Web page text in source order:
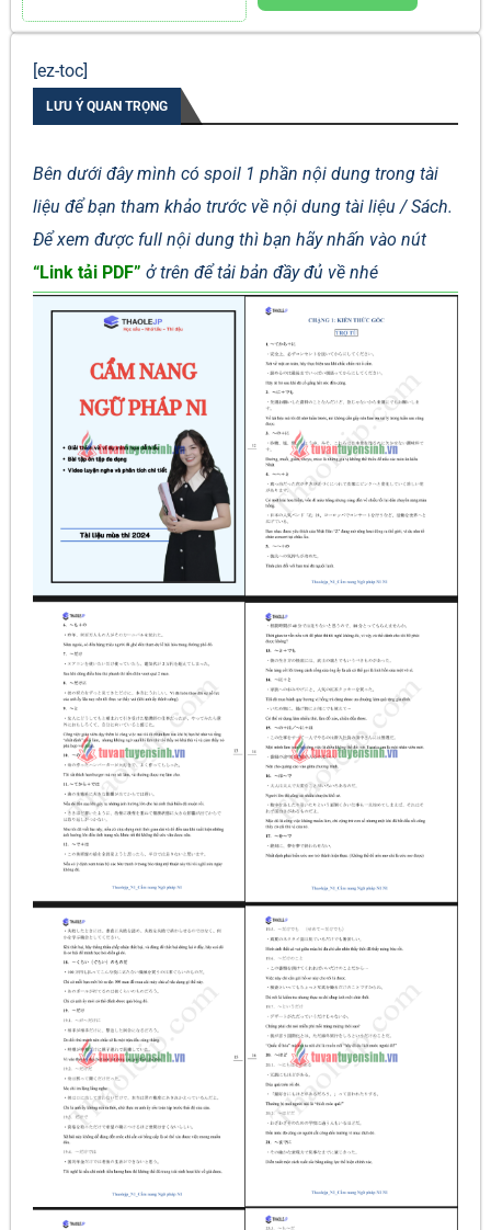
[ez-toc]
LƯU Ý QUAN TRỌNG
Bên dưới đây mình có spoil 1 phần nội dung trong tài
liệu để bạn tham khảo trước về nội dung tài liệu / Sách.
Để xem được full nội dung thì bạn hãy nhấn vào nút
“Link tải PDF” ở trên để tải bản đầy đủ về nhé